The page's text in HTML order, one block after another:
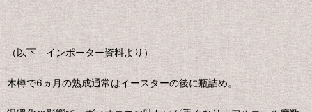
（以下 インポーター資料より）
木樽で6ヵ月の熟成通常はイースターの後に瓶詰め。